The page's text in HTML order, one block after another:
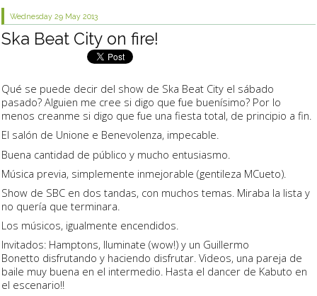
Wednesday 29 May 2013
Ska Beat City on fire!
Qué se puede decir del show de Ska Beat City el sábado
pasado? Alguien me cree si digo que fue buenísimo? Por lo
menos creanme si digo que fue una fiesta total, de principio a fin.
El salón de Unione e Benevolenza, impecable.
Buena cantidad de público y mucho entusiasmo.
Música previa, simplemente inmejorable (gentileza MCueto).
Show de SBC en dos tandas, con muchos temas. Miraba la lista y
no quería que terminara.
Los músicos, igualmente encendidos.
Invitados: Hamptons, Iluminate (wow!) y un Guillermo
Bonetto disfrutando y haciendo disfrutar. Videos, una pareja de
baile muy buena en el intermedio. Hasta el dancer de Kabuto en
el escenario!!